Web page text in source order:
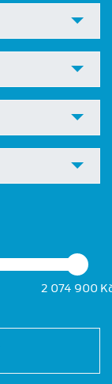
2 074 900